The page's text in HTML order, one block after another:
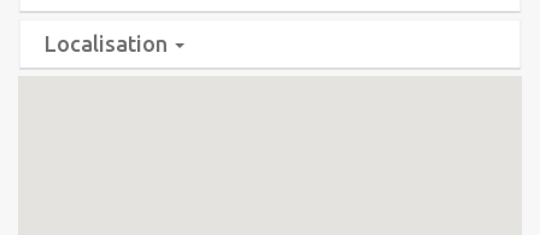
Localisation